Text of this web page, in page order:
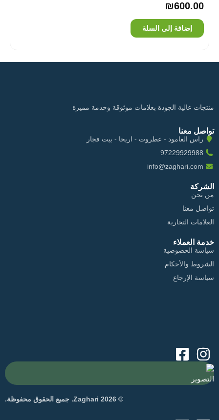
₪600.00
إضافة إلى السلة
منتجات عالية الجودة بعلامات موثوقة وخدمة مميزة
تواصل معنا
راس العامود - عطروت - اريحا - بيت فجار
97229929988
info@zaghari.com
الشركة
من نحن
تواصل معنا
العلامات التجارية
خدمة العملاء
سياسة الخصوصية
الشروط والأحكام
سياسة الإرجاع
التصوير
© 2026 Zaghari. جميع الحقوق محفوظة.